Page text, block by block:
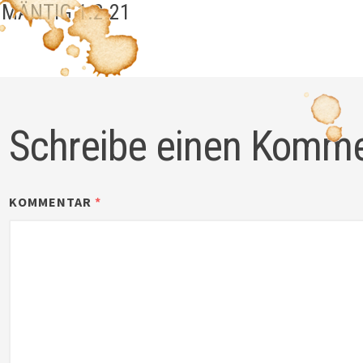
1.2.21
Schreibe einen
KOMMENTAR*